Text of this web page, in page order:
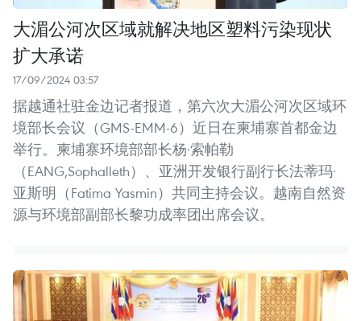
大湄公河次区域就解决地区塑料污染现状
扩大承诺
17/09/2024 03:57
据越通社驻金边记者报道，第六次大湄公河次区域环
境部长会议（GMS-EMM-6）近日在柬埔寨首都金边
举行。柬埔寨环境部部长杨·索帕勒
（EANG,Sophalleth）、亚洲开发银行副行长法蒂玛·
亚斯明（Fatima Yasmin）共同主持会议。越南自然资
源与环境部副部长黎功成率团出席会议。